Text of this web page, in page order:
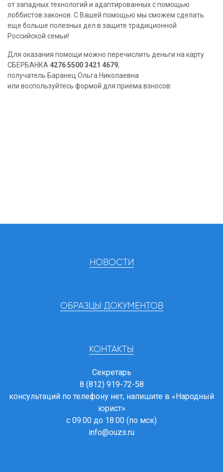
от западных технологий и адаптированных с помощью
лоббистов законов. С Вашей помощью мы сможем сделать
еще больше полезных дел в защите традиционной
Российской семьи!
Для оказания помощи можно перечислить деньги на карту
СБЕРБАНКА 4276 5500 3421 4679,
получатель Баранец Ольга Николаевна
или воспользуйтесь формой для приема взносов:
НОВОСТИ
ОБРАЗЦЫ ДОКУМЕНТОВ
КОНТАКТЫ
Секретарь
8 (812) 919-72-58
консультаций по телефону нет, напишите в «Народный
юрист»
с 09.00 до 18.00 (по мск)
info@ouzs.ru